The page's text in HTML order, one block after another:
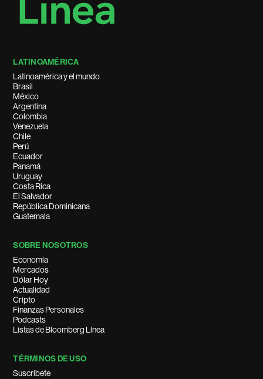
LATINOAMÉRICA
Latinoamérica y el mundo
Brasil
México
Argentina
Colombia
Venezuela
Chile
Perú
Ecuador
Panamá
Uruguay
Costa Rica
El Salvador
República Dominicana
Guatemala
SOBRE NOSOTROS
Economía
Mercados
Dólar Hoy
Actualidad
Cripto
Finanzas Personales
Podcasts
Listas de Bloomberg Línea
TÉRMINOS DE USO
Suscríbete